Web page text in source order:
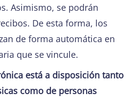
Asimismo, se podrán
De esta forma, los
de forma automática en
que se vincule.
está a disposición tanto
como de personas